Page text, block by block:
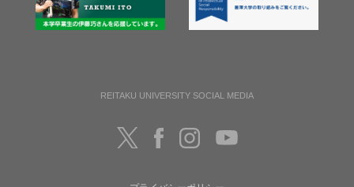
REITAKU UNIVERSITY SOCIAL MEDIA